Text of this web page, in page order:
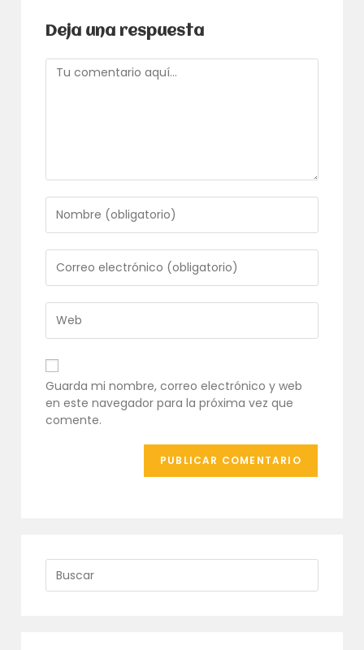
Deja una respuesta
Comentario
tu
nombre
o
nombre
de
usuario
para
comentar
tu
dirección
de
correo
electrónico
para
comentar
URL
de
tu
web
(opcional)
Guarda mi nombre, correo electrónico y web
en este navegador para la próxima vez que
comente.